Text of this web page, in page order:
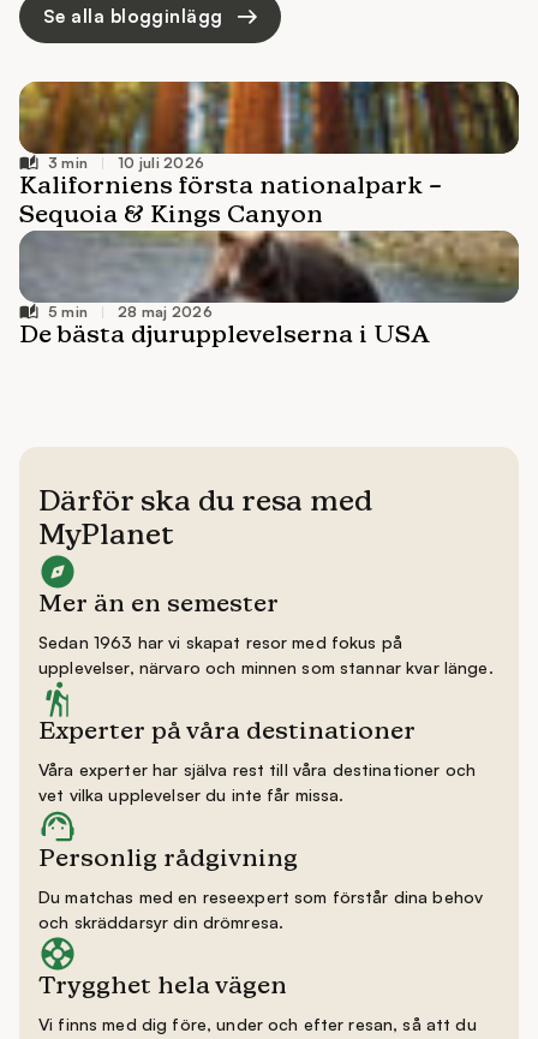
Se alla blogginlägg
10 juli 2026
28 maj 2026
Därför ska du resa med
MyPlanet
Mer än en semester
Sedan 1963 har vi skapat resor med fokus på
upplevelser, närvaro och minnen som stannar kvar länge.
Experter på våra destinationer
Våra experter har själva rest till våra destinationer och
vet vilka upplevelser du inte får missa.
Personlig rådgivning
Du matchas med en reseexpert som förstår dina behov
och skräddarsyr din drömresa.
Trygghet hela vägen
Vi finns med dig före, under och efter resan, så att du